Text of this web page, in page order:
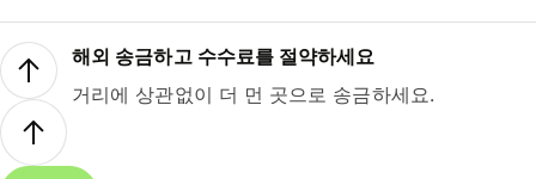
해외 송금하고 수수료를 절약하세요
거리에 상관없이 더 먼 곳으로 송금하세요.